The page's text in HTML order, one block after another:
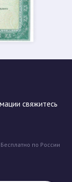
свяжитесь
Бесплатно по России